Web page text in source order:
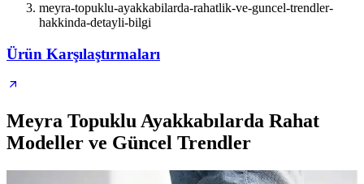
meyra-topuklu-ayakkabilarda-rahatlik-ve-guncel-trendler-
hakkinda-detayli-bilgi
Ürün Karşılaştırmaları
Meyra Topuklu Ayakkabılarda Rahat
Modeller ve Güncel Trendler